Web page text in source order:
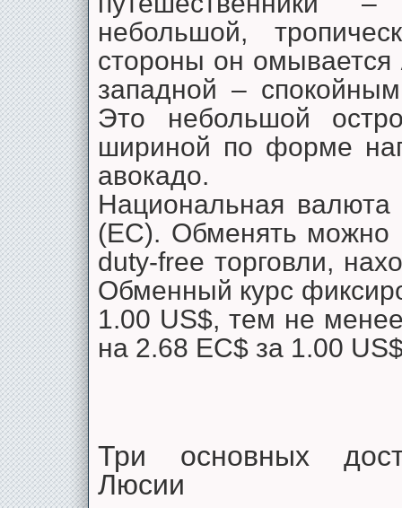
небольшой,
стороны он омывается
западной –
Это небольшой
шириной по форме
авокадо.
Национальная валюта
(EC). Обменять можно
duty-free торговли,
Обменный курс
1.00 US$, тем не
на 2.68 EC$ за 1.00
Три основных
Люсии